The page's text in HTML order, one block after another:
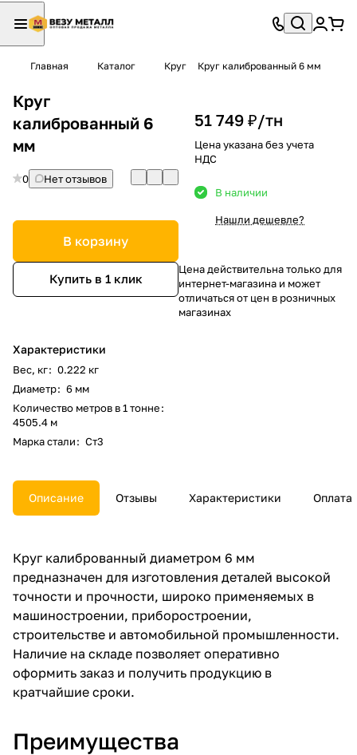
Главная Каталог Круг Круг калиброванный 6 мм
Круг
калиброванный 6
мм
0 Нет отзывов
В корзину
Купить в 1 клик
Характеристики
Вес, кг: 0.222 кг
Диаметр: 6 мм
Количество метров в 1 тонне:
4505.4 м
Марка стали: Ст3
51 749 ₽/тн
Цена указана без учета
НДС
В наличии
Нашли дешевле?
Цена действительна только для
интернет-магазина и может
отличаться от цен в розничных
магазинах
Описание Отзывы Характеристики Оплата
Круг калиброванный диаметром 6 мм
предназначен для изготовления деталей высокой
точности и прочности, широко применяемых в
машиностроении, приборостроении,
строительстве и автомобильной промышленности.
Наличие на складе позволяет оперативно
оформить заказ и получить продукцию в
кратчайшие сроки.
Преимущества